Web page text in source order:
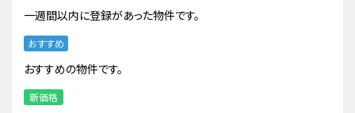
一週間以内に登録があった物件です。
おすすめ
おすすめの物件です。
新価格